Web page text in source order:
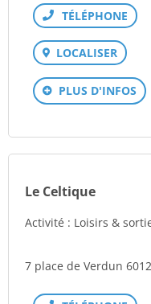
Téléphone
LOCALISER
PLUS D'INFOS
Le Celtique
Activité : Loisirs &
7 place de Verdun